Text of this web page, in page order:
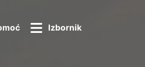
Izbornik